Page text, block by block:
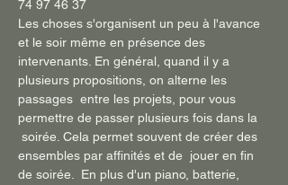
74 97 46 37
Les choses s'organisent un peu à l'avance
et le soir même en présence des
intervenants. En général, quand il y a
plusieurs propositions, on alterne les
passages  entre les projets, pour vous
permettre de passer plusieurs fois dans la
soirée. Cela permet souvent de créer des
ensembles par affinités et de  jouer en fin
de soirée.  En plus d'un piano, batterie,